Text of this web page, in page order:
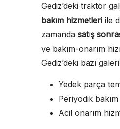
Gediz’deki traktör
bakım hizmetleri ile
zamanda satış
ve bakım-onarım
Gediz’deki bazı
Yedek parça
Periyodik
Acil onarım